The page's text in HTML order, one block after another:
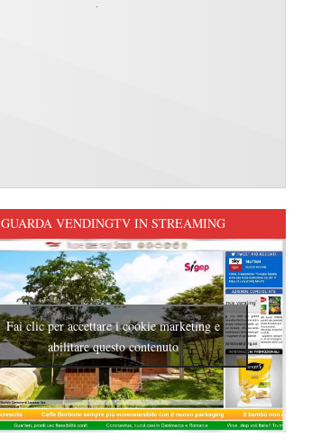
GUARDA VENDINGTV IN STREAMING
Fai clic per accettare i cookie marketing e
abilitare questo contenuto